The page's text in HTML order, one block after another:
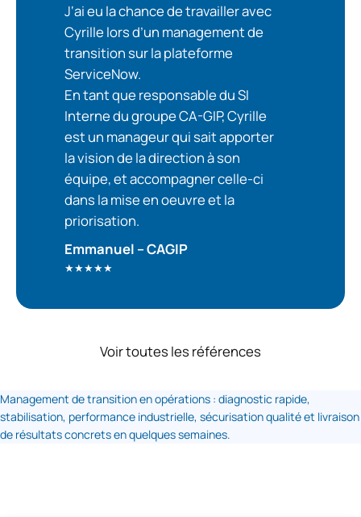
J‘ai eu la chance de travailler avec
Cyrille lors d’un management de
transition sur la plateforme
ServiceNow.
En tant que responsable du SI
Interne du groupe CA-GIP, Cyrille
est un manageur qui sait apporter
la vision de la direction à son
équipe, et accompagner celle-ci
dans la mise en oeuvre et la
priorisation.
Emmanuel – CAGIP
★★★★★
Voir toutes les références
Management de transition en opérations : diagnostic rapide,
stabilisation, performance industrielle, sécurisation qualité et livraison
de résultats concrets en quelques semaines.